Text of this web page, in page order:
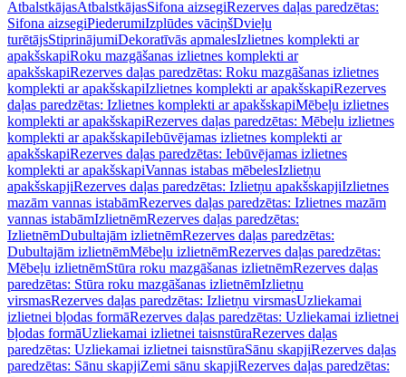
AtbalstkājasAtbalstkājasSifona aizsegiRezerves daļas paredzētas:
Sifona aizsegiPiederumiIzplūdes vāciņšDvieļu
turētājsStiprinājumiDekoratīvās apmalesIzlietnes komplekti ar
apakšskapiRoku mazgāšanas izlietnes komplekti ar
apakšskapiRezerves daļas paredzētas: Roku mazgāšanas izlietnes
komplekti ar apakšskapiIzlietnes komplekti ar apakšskapiRezerves
daļas paredzētas: Izlietnes komplekti ar apakšskapiMēbeļu izlietnes
komplekti ar apakšskapiRezerves daļas paredzētas: Mēbeļu izlietnes
komplekti ar apakšskapiIebūvējamas izlietnes komplekti ar
apakšskapiRezerves daļas paredzētas: Iebūvējamas izlietnes
komplekti ar apakšskapiVannas istabas mēbelesIzlietņu
apakšskapjiRezerves daļas paredzētas: Izlietņu apakšskapjiIzlietnes
mazām vannas istabāmRezerves daļas paredzētas: Izlietnes mazām
vannas istabāmIzlietnēmRezerves daļas paredzētas:
IzlietnēmDubultajām izlietnēmRezerves daļas paredzētas:
Dubultajām izlietnēmMēbeļu izlietnēmRezerves daļas paredzētas:
Mēbeļu izlietnēmStūra roku mazgāšanas izlietnēmRezerves daļas
paredzētas: Stūra roku mazgāšanas izlietnēmIzlietņu
virsmasRezerves daļas paredzētas: Izlietņu virsmasUzliekamai
izlietnei bļodas formāRezerves daļas paredzētas: Uzliekamai izlietnei
bļodas formāUzliekamai izlietnei taisnstūraRezerves daļas
paredzētas: Uzliekamai izlietnei taisnstūraSānu skapjiRezerves daļas
paredzētas: Sānu skapjiZemi sānu skapjiRezerves daļas paredzētas: